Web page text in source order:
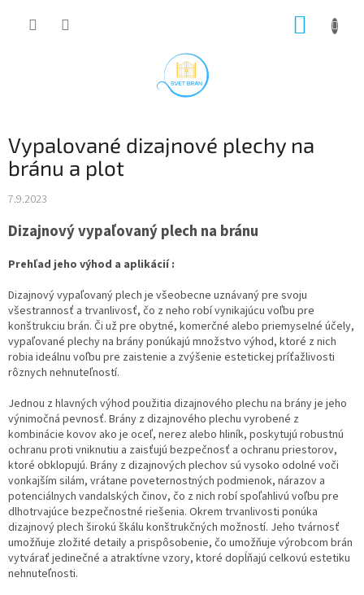
Vypalované dizajnové plechy na
bránu a plot
7.9.2023
Dizajnový vypaľovaný plech na bránu
Prehľad jeho výhod a aplikácií :
Dizajnový vypaľovaný plech je všeobecne uznávaný pre svoju
všestrannosť a trvanlivosť, čo z neho robí vynikajúcu voľbu pre
konštrukciu brán. Či už pre obytné, komerčné alebo priemyselné účely,
vypaľované plechy na brány ponúkajú množstvo výhod, ktoré z nich
robia ideálnu voľbu pre zaistenie a zvýšenie estetickej príťažlivosti
rôznych nehnuteľností.
Jednou z hlavných výhod použitia dizajnového plechu na brány je jeho
výnimočná pevnosť. Brány z dizajnového plechu vyrobené z
kombinácie kovov ako je oceľ, nerez alebo hliník, poskytujú robustnú
ochranu proti vniknutiu a zaisťujú bezpečnosť a ochranu priestorov,
ktoré obklopujú. Brány z dizajnových plechov sú vysoko odolné voči
vonkajším silám, vrátane poveternostných podmienok, nárazov a
potenciálnych vandalských činov, čo z nich robí spoľahlivú voľbu pre
dlhotrvajúce bezpečnostné riešenia. Okrem trvanlivosti ponúka
dizajnový plech širokú škálu konštrukčných možností. Jeho tvárnosť
umožňuje zložité detaily a prispôsobenie, čo umožňuje výrobcom brán
vytvárať jedinečné a atraktívne vzory, ktoré dopĺňajú celkovú estetiku
nehnuteľnosti.